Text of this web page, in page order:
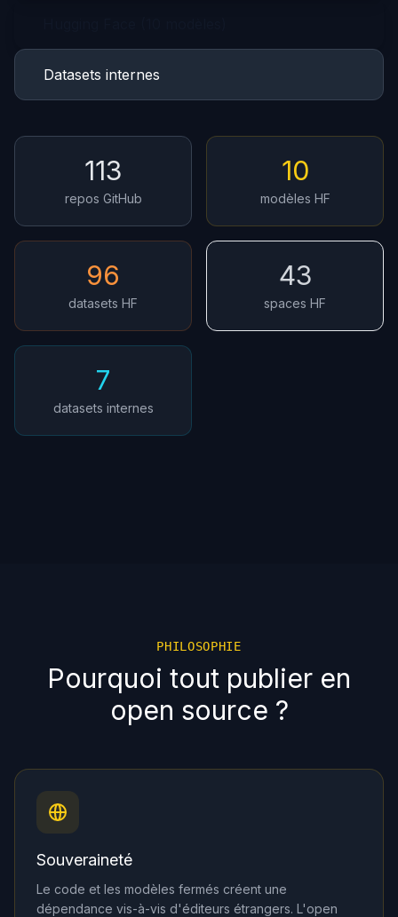
Datasets internes
113
repos GitHub
10
modèles HF
96
datasets HF
43
spaces HF
7
datasets internes
PHILOSOPHIE
Pourquoi tout publier en
open source ?
Souveraineté
Le code et les modèles fermés créent une
dépendance vis-à-vis d'éditeurs étrangers. L'open